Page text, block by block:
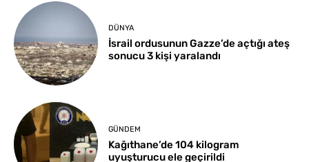
DÜNYA
İsrail ordusunun Gazze’de açtığı ateş
sonucu 3 kişi yaralandı
GÜNDEM
Kağıthane’de 104 kilogram
uyuşturucu ele geçirildi